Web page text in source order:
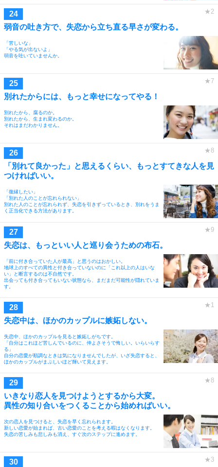
弱音の吐き方で、失恋から立ち直る早さが変わる。
「苦しいな」
「やる気が出ないよ」
弱音を吐いていませんか。
別れたからには、もっと幸せになってやる！
別れたから、腐るのか。
別れたから、生まれ変わるのか。
それはまだわかりません。
「別れて良かった」と思えるくらい、もっとすてきな人を見
つければいい。
「復縁したい」
「別れた人のことが忘れられない」
別れた人のことが忘れられず、失恋を引きずっているとき、別れをうま
く正当化できる方法があります。
失恋は、もっといい人と巡り会うための布石。
「前に付き合っていた人が最高」と思うのはおかしい。
地球上のすべての異性と付き合っていないのに「これ以上の人はいな
い」と断言するのは不自然です。
出会っても付き合ってもいない状態なら、まだまだ可能性が隠れていま
す。
失恋中は、ほかのカップルに嫉妬しない。
失恋中、ほかのカップルを見ると嫉妬しがちです。
「自分はこれほど苦しんでいるのに、仲よさそうで悔しい。いらいらす
る」
自分の恋愛が順調なときは気になりませんでしたが、いざ失恋すると、
ほかのカップルがまぶしいほど輝いて見えます。
いきなり恋人を見つけようとするから大変。
異性の知り合いをつくることから始めればいい。
次の恋人を見つけると、失恋を早く忘れられます。
新しい恋愛が始まれば、古い恋愛のことを考える暇はなくなります。
失恋の苦しみも悲しみも消え、すぐ次のステップに進めます。